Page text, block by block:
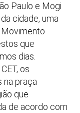
Paulo e Mogi
cidade, uma
que
dias.
os
na praça
que
de acordo com